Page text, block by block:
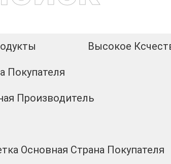
Высокое
Покупателя
Производитель
Основная Страна Покупателя